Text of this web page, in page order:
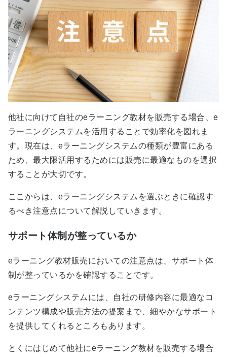
他社に向けて自社のeラーニング教材を販売する場合、e
ラーニングシステムを活用することで効率化を図れま
す。現在は、eラーニングシステムの種類が豊富にある
ため、最大限活用するためには販売に最適なものを選択
することが大切です。
ここからは、eラーニングシステムを選ぶときに確認す
るべき注意点について解説していきます。
サポート体制が整っているか
eラーニング教材販売においての注意点は、サポート体
制が整っているかを確認することです。
eラーニングシステムには、自社の研修内容に最適なコ
ンテンツ構成や販売方法の提案まで、細やかなサポート
を提供してくれるところもあります。
とくにはじめて他社にeラーニング教材を販売する場合